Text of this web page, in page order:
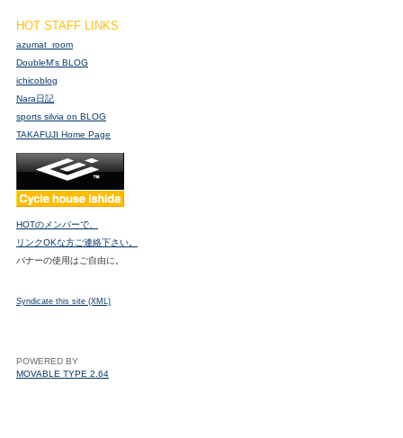
HOT STAFF LINKS
azumat_room
DoubleM's BLOG
ichicoblog
Nara日記
sports silvia on BLOG
TAKAFUJI Home Page
HOTのメンバーで、
リンクOKな方ご連絡下さい。
バナーの使用はご自由に。
Syndicate this site (XML)
POWERED BY
MOVABLE TYPE 2.64